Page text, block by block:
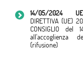
14/05/2024
UE
DIRETTIVA (UE)
CONSIGLIO
all'accoglienza
(rifusione)